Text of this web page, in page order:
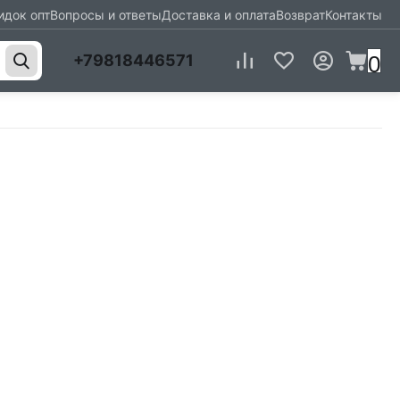
оптВопросы и ответыДоставка и оплатаВозвратКонтакты
+79818446571 0